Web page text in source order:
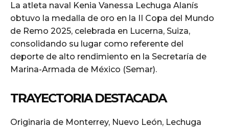
La atleta naval Kenia Vanessa Lechuga Alanís
obtuvo la medalla de oro en la II Copa del Mundo
de Remo 2025, celebrada en Lucerna, Suiza,
consolidando su lugar como referente del
deporte de alto rendimiento en la Secretaría de
Marina-Armada de México (Semar).
TRAYECTORIA DESTACADA
Originaria de Monterrey, Nuevo León, Lechuga